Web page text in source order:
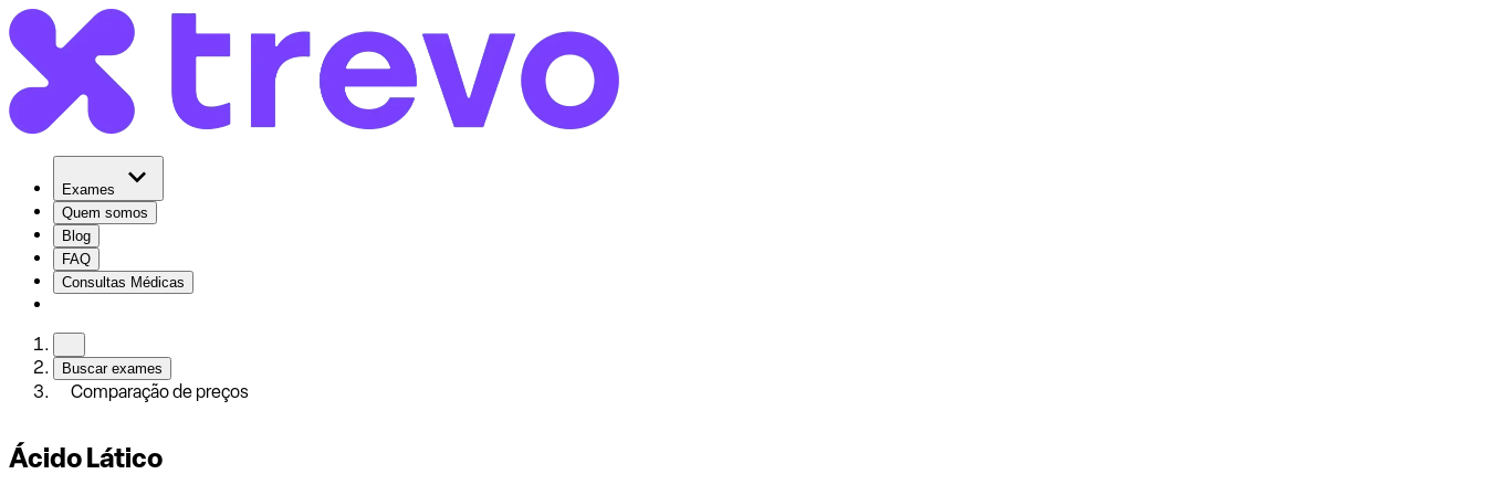
Exames
Quem somos
Blog
FAQ
Consultas Médicas
Buscar exames
Comparação de preços
Ácido Lático